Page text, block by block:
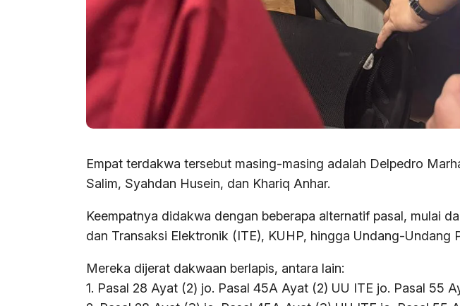
Empat terdakwa tersebut masing-masing adalah Delpedro
Salim, Syahdan Husein, dan Khariq Anhar.
Keempatnya didakwa dengan beberapa alternatif pasal, mulai
dan Transaksi Elektronik (ITE), KUHP, hingga Undang-Undang
Mereka dijerat dakwaan berlapis, antara lain:
1. Pasal 28 Ayat (2) jo. Pasal 45A Ayat (2) UU ITE jo. Pasal 55